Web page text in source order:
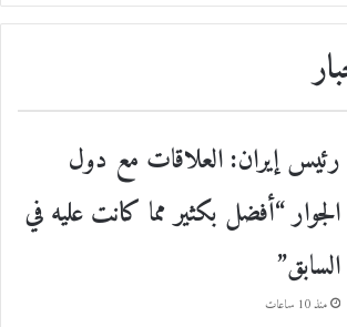
رئيس إيران: العلاقات مع دول
الجوار “أفضل بكثير مما كانت عليه في
السابق”
منذ 10 ساعات